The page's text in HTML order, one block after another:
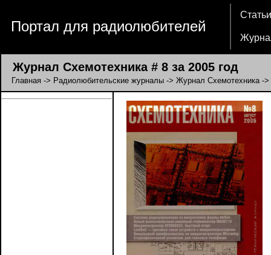
Портал для радиолюбителей
Статьи
Журнал Схемотехника # 8 за 2005 год
Главная -> Радиолюбительские журналы -> Журнал Схемотехника->